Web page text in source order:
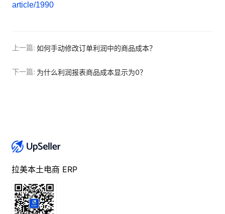
article/1990
上一篇: 如何手动修改订单利润中的商品成本？
下一篇: 为什么利润报表商品成本显示为0？
拉美本土电商 ERP